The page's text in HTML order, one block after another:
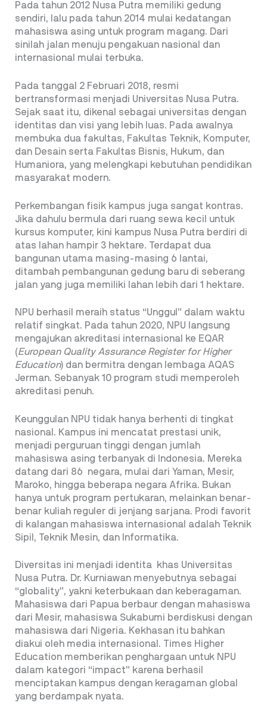
Pada tahun 2012 Nusa Putra memiliki gedung
sendiri, lalu pada tahun 2014 mulai kedatangan
mahasiswa asing untuk program magang. Dari
sinilah jalan menuju pengakuan nasional dan
internasional mulai terbuka.
Pada tanggal 2 Februari 2018, resmi
bertransformasi menjadi Universitas Nusa Putra.
Sejak saat itu, dikenal sebagai universitas dengan
identitas dan visi yang lebih luas. Pada awalnya
membuka dua fakultas, Fakultas Teknik, Komputer,
dan Desain serta Fakultas Bisnis, Hukum, dan
Humaniora, yang melengkapi kebutuhan pendidikan
masyarakat modern.
Perkembangan fisik kampus juga sangat kontras.
Jika dahulu bermula dari ruang sewa kecil untuk
kursus komputer, kini kampus Nusa Putra berdiri di
atas lahan hampir 3 hektare. Terdapat dua
bangunan utama masing-masing 6 lantai,
ditambah pembangunan gedung baru di seberang
jalan yang juga memiliki lahan lebih dari 1 hektare.
NPU berhasil meraih status “Unggul” dalam waktu
relatif singkat. Pada tahun 2020, NPU langsung
mengajukan akreditasi internasional ke EQAR
(European Quality Assurance Register for Higher
Education) dan bermitra dengan lembaga AQAS
Jerman. Sebanyak 10 program studi memperoleh
akreditasi penuh.
Keunggulan NPU tidak hanya berhenti di tingkat
nasional. Kampus ini mencatat prestasi unik,
menjadi perguruan tinggi dengan jumlah
mahasiswa asing terbanyak di Indonesia. Mereka
datang dari 86 negara, mulai dari Yaman, Mesir,
Maroko, hingga beberapa negara Afrika. Bukan
hanya untuk program pertukaran, melainkan benar-
benar kuliah reguler di jenjang sarjana. Prodi favorit
di kalangan mahasiswa internasional adalah Teknik
Sipil, Teknik Mesin, dan Informatika.
Diversitas ini menjadi identita khas Universitas
Nusa Putra. Dr. Kurniawan menyebutnya sebagai
“globality”, yakni keterbukaan dan keberagaman.
Mahasiswa dari Papua berbaur dengan mahasiswa
dari Mesir, mahasiswa Sukabumi berdiskusi dengan
mahasiswa dari Nigeria. Kekhasan itu bahkan
diakui oleh media internasional. Times Higher
Education memberikan penghargaan untuk NPU
dalam kategori “impact” karena berhasil
menciptakan kampus dengan keragaman global
yang berdampak nyata.